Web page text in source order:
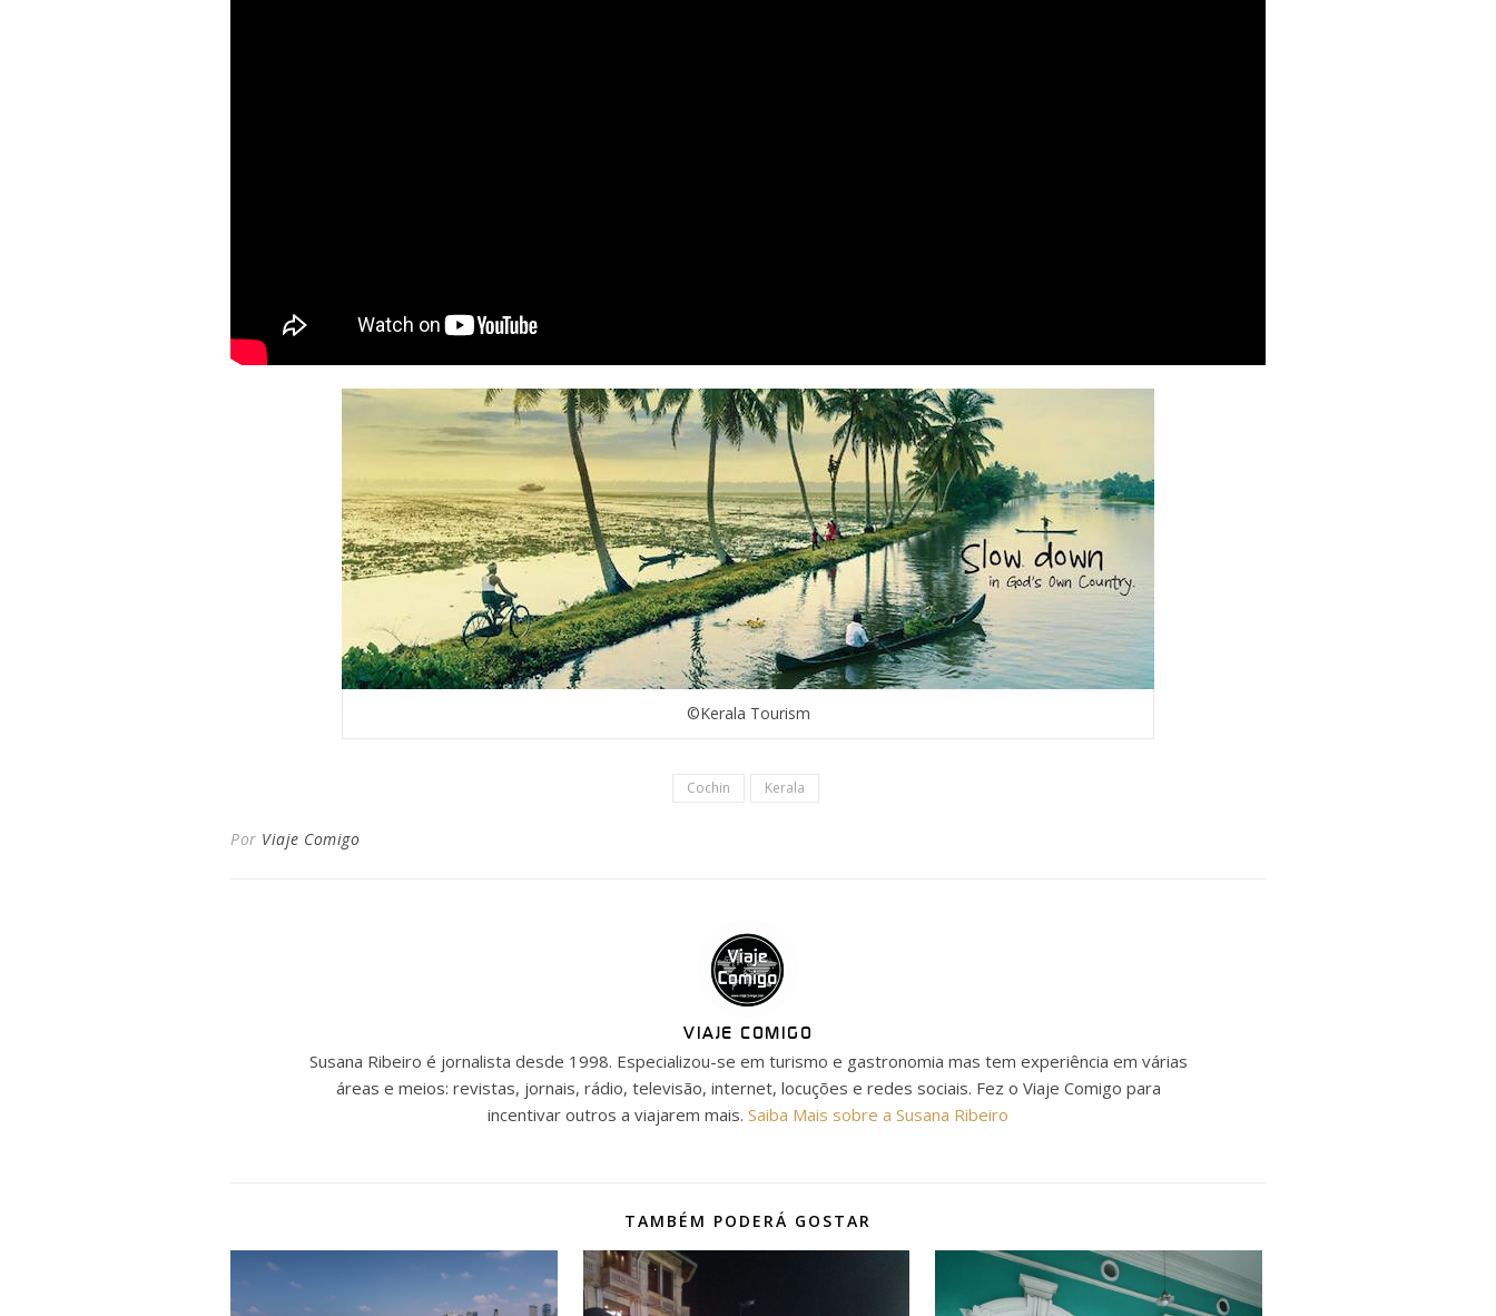
©Kerala Tourism
Cochin Kerala
Por Viaje Comigo
VIAJE COMIGO
Susana Ribeiro é jornalista desde 1998. Especializou-se em turismo e gastronomia mas tem experiência em várias
áreas e meios: revistas, jornais, rádio, televisão, internet, locuções e redes sociais. Fez o Viaje Comigo para
incentivar outros a viajarem mais. Saiba Mais sobre a Susana Ribeiro
TAMBÉM PODERÁ GOSTAR